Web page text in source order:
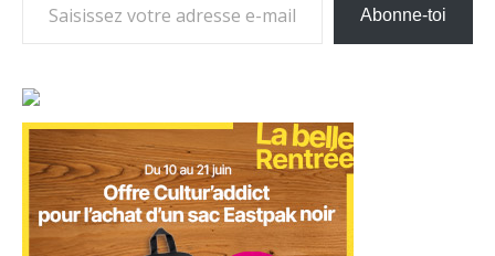
Abonne-toi